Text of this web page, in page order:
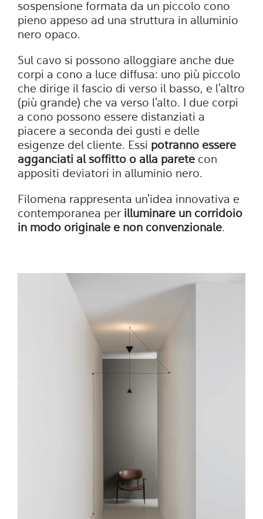
sospensione formata da un piccolo cono
pieno appeso ad una struttura in alluminio
nero opaco.
Sul cavo si possono alloggiare anche due
corpi a cono a luce diffusa: uno più piccolo
che dirige il fascio di verso il basso, e l'altro
(più grande) che va verso l'alto. I due corpi
a cono possono essere distanziati a
piacere a seconda dei gusti e delle
esigenze del cliente. Essi potranno essere
agganciati al soffitto o alla parete con
appositi deviatori in alluminio nero.
Filomena rappresenta un'idea innovativa e
contemporanea per illuminare un corridoio
in modo originale e non convenzionale.